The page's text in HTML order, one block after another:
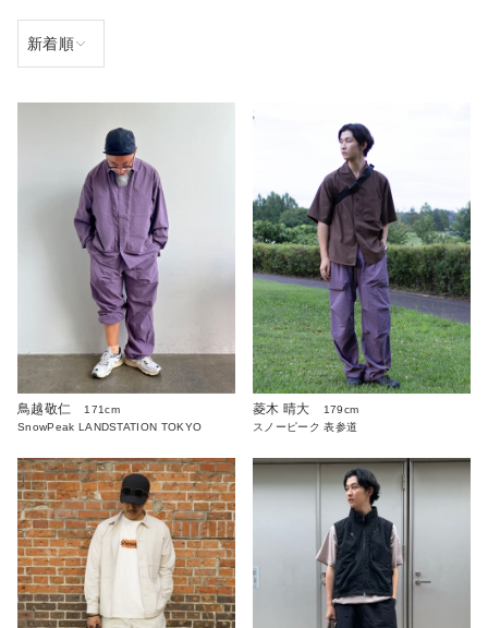
鳥越敬仁
171cm
SnowPeak LANDSTATION TOKYO
菱木 晴大
179cm
スノーピーク 表参道